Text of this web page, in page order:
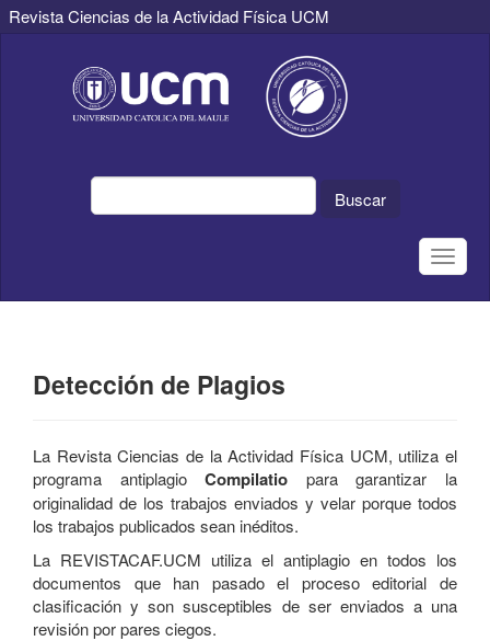
Revista Ciencias de la Actividad Física UCM
principal
Contenido
principal
Buscar
Toggle
Detección de Plagios
La Revista Ciencias de la Actividad Física UCM, utiliza el
programa antiplagioCompilatio para garantizar la
originalidad de los trabajos enviados y velar porque todos
los trabajos publicados sean inéditos.
La REVISTACAF.UCM utiliza el antiplagio en todos los
documentos que han pasado el proceso editorial de
clasificación y son susceptibles de ser enviados a una
revisión por pares ciegos.